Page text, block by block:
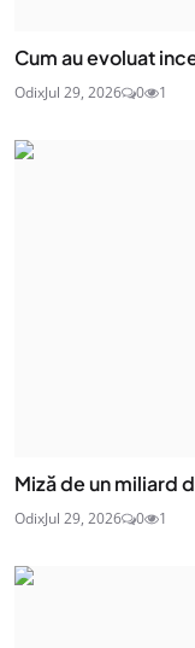
Cum au evoluat
OdixJul 29, 2026 0 1
Miză de un miliard
OdixJul 29, 2026 0 1